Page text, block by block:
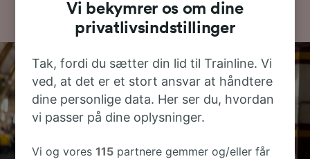
Vi bekymrer os om dine
privatlivsindstillinger
Tak, fordi du sætter din lid til Trainline. Vi
ved, at det er et stort ansvar at håndtere
dine personlige data. Her ser du, hvordan
vi passer på dine oplysninger.
Vi og vores115 partnere gemmer og/eller får